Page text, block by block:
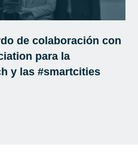
de colaboración con
para la
y las #smartcities